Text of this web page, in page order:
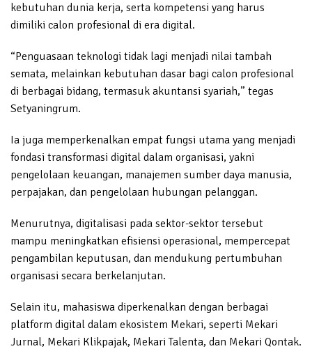
kebutuhan dunia kerja, serta kompetensi yang harus
dimiliki calon profesional di era digital.
“Penguasaan teknologi tidak lagi menjadi nilai tambah
semata, melainkan kebutuhan dasar bagi calon profesional
di berbagai bidang, termasuk akuntansi syariah,” tegas
Setyaningrum.
Ia juga memperkenalkan empat fungsi utama yang menjadi
fondasi transformasi digital dalam organisasi, yakni
pengelolaan keuangan, manajemen sumber daya manusia,
perpajakan, dan pengelolaan hubungan pelanggan.
Menurutnya, digitalisasi pada sektor-sektor tersebut
mampu meningkatkan efisiensi operasional, mempercepat
pengambilan keputusan, dan mendukung pertumbuhan
organisasi secara berkelanjutan.
Selain itu, mahasiswa diperkenalkan dengan berbagai
platform digital dalam ekosistem Mekari, seperti Mekari
Jurnal, Mekari Klikpajak, Mekari Talenta, dan Mekari Qontak.